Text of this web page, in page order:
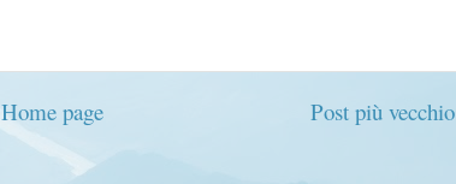
Post più vecchio
Home page